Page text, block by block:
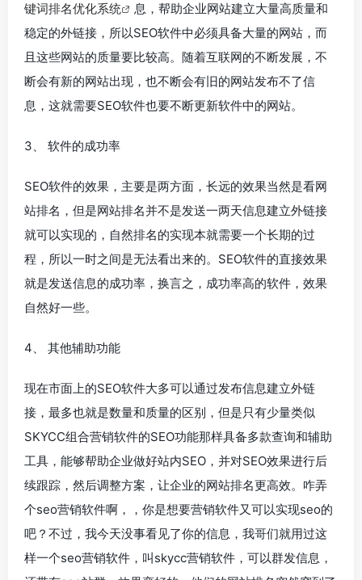
键词排名优化系统
息，帮助企业网站建立大量高质量和
稳定的外链接，所以SEO软件中必须具备大量的网站，而
且这些网站的质量要比较高。随着互联网的不断发展，不
断会有新的网站出现，也不断会有旧的网站发布不了信
息，这就需要SEO软件也要不断更新软件中的网站。
3、 软件的成功率
SEO软件的效果，主要是两方面，长远的效果当然是看网
站排名，但是网站排名并不是发送一两天信息建立外链接
就可以实现的，自然排名的实现本就需要一个长期的过
程，所以一时之间是无法看出来的。SEO软件的直接效果
就是发送信息的成功率，换言之，成功率高的软件，效果
自然好一些。
4、 其他辅助功能
现在市面上的SEO软件大多可以通过发布信息建立外链
接，最多也就是数量和质量的区别，但是只有少量类似
SKYCC组合营销软件的SEO功能那样具备多款查询和辅助
工具，能够帮助企业做好站内SEO，并对SEO效果进行后
续跟踪，然后调整方案，让企业的网站排名更高效。咋弄
个seo营销软件啊，，你是想要营销软件又可以实现seo的
吧？不过，我今天没事看见了你的信息，我哥们就用过这
样一个seo营销软件，叫skycc营销软件，可以群发信息，